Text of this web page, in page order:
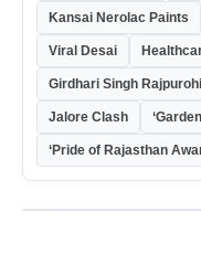
Kansai Nerolac Paints
Viral Desai
Girdhari Singh
Jalore Clash
‘Pride of Rajasthan